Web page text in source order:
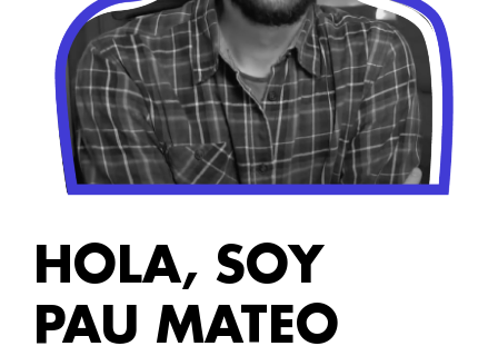
HOLA, SOY
PAU MATEO